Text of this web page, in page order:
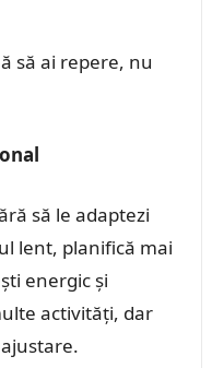
să ai repere, nu
să le adaptezi
lent, planifică mai
energic și
activități, dar